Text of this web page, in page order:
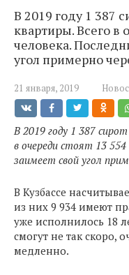
В 2019 году 1 387
квартиры. Всего в
человека.
угол примерно
21 января, 2019
В 2019 году 1 387
в очереди стоят 13 554
заимеет свой угол
В Кузбассе
из них 9 934 имеют
уже исполнилось 18
смогут не так скоро,
медленно.